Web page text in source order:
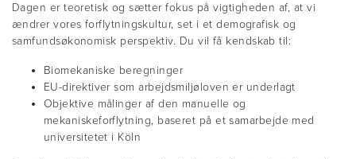
Dagen er teoretisk og sætter fokus på vigtigheden af, at vi
ændrer vores forflytningskultur, set i et demografisk og
samfundsøkonomisk perspektiv. Du vil få kendskab til:
Biomekaniske beregninger
EU-direktiver som arbejdsmiljøloven er underlagt
Objektive målinger af den manuelle og
mekaniskeforflytning, baseret på et samarbejde med
universitetet i Köln